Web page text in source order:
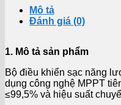
Mô tả
Đánh giá (0)
1. Mô tả sản phẩm
Bộ điều khiển sạc năng
dụng công nghệ MPPT
≤99,5% và hiệu suất